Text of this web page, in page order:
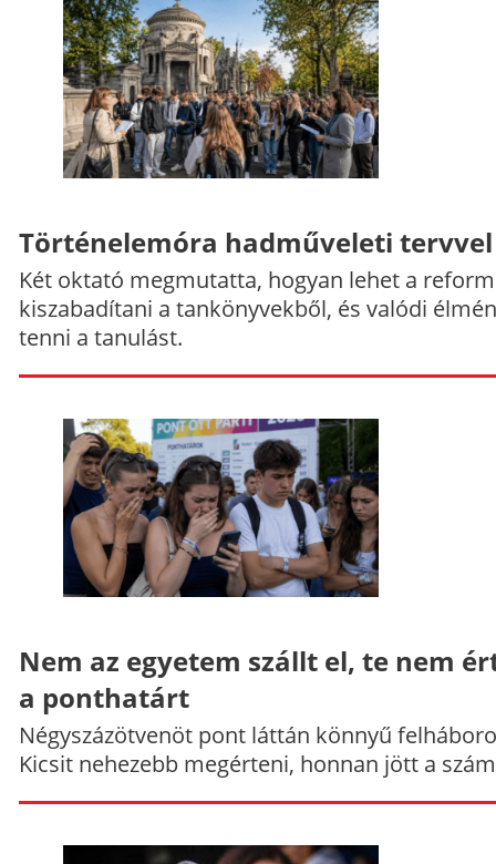
Történelemóra hadműveleti tervvel
Két oktató megmutatta, hogyan lehet a
kiszabadítani a tankönyvekből, és valódi
tenni a tanulást.
Nem az egyetem szállt el, te nem
a ponthatárt
Négyszázötvenöt pont láttán könnyű
Kicsit nehezebb megérteni, honnan jött a